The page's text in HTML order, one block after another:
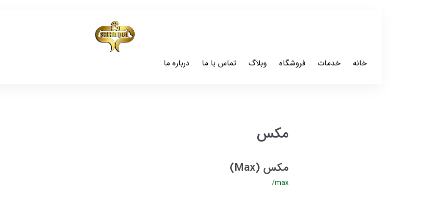
خانه خدمات فروشگاه وبلاگ تماس با ما درباره ما
مکس
مکس (Max)
/max